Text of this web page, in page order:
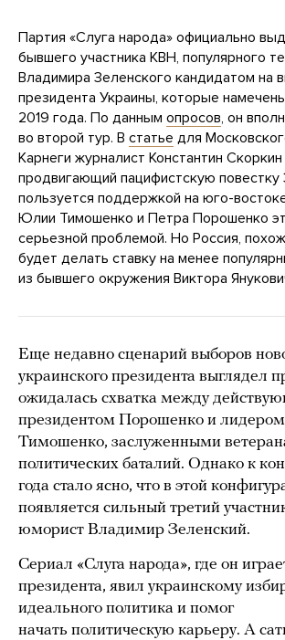
Партия «Слуга народа» официально
бывшего участника КВН, популярного
Владимира Зеленского кандидатом на
президента Украины, которые
2019 года. По данным опросов, он
во второй тур. В статье для
Карнеги журналист Константин
продвигающий пацифистскую повестку
пользуется поддержкой на юго-
Юлии Тимошенко и Петра Порошенко
серьезной проблемой. Но Россия,
будет делать ставку на менее
из бывшего окружения Виктора
Еще недавно сценарий выборов
украинского президента выглядел
ожидалась схватка между
президентом Порошенко и
Тимошенко, заслуженными
политических баталий. Однако к
года стало ясно, что в этой
появляется сильный третий
юморист Владимир Зеленский.
Сериал «Слуга народа», где он
президента, явил украинскому
идеального политика и помог
начать политическую карьеру. А